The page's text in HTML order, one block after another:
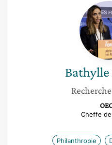
Bathylle
Recherche
Cheffe
Philanthropie